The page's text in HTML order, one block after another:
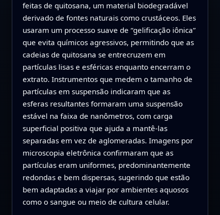
feitas de quitosana, um material biodegradável
derivado de fontes naturais como crustáceos. Eles
usaram um processo suave de “gelificação iônica”
que evita químicos agressivos, permitindo que as
cadeias de quitosana se entrecruzem em
partículas lisas e esféricas enquanto encerram o
extrato. Instrumentos que medem o tamanho de
partículas em suspensão indicaram que as
esferas resultantes formaram uma suspensão
estável na faixa de nanômetros, com carga
superficial positiva que ajuda a mantê-las
separadas em vez de aglomeradas. Imagens por
microscopia eletrônica confirmaram que as
partículas eram uniformes, predominantemente
redondas e bem dispersas, sugerindo que estão
bem adaptadas a viajar por ambientes aquosos
como o sangue ou meio de cultura celular.